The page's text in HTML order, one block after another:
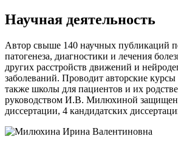
Научная деятельность
Автор свыше 140 научных публикаций
патогенеза, диагностики и лечения
других расстройств движений и
заболеваний. Проводит авторские курсы
также школы для пациентов и их
руководством И.В. Милюхиной
диссертации, 4 кандидатских